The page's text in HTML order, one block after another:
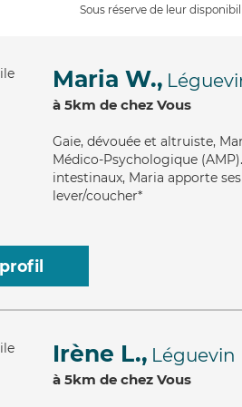
Sous réserve de leur
Maria W.,
à 5km de chez Vous
Gaie, dévouée et altruiste,
Médico-Psychologique
intestinaux, Maria apporte
lever/coucher*
Irène L., Léguevin
à 5km de chez Vous